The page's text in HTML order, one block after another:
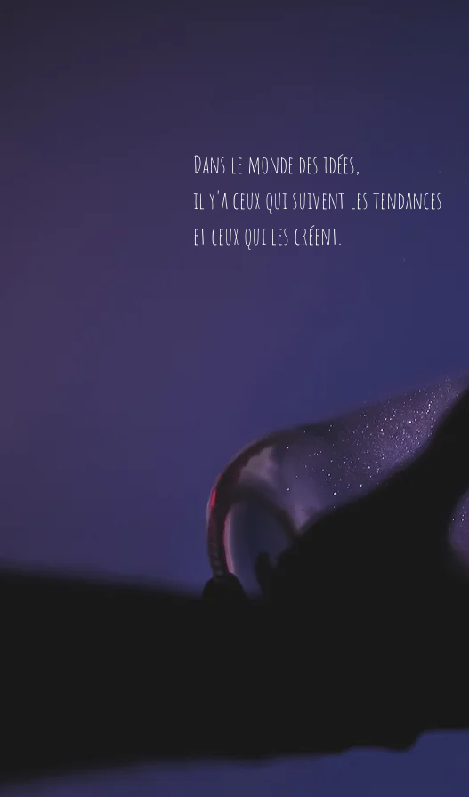
Dans le monde des idées,
il y'a ceux qui suivent les tendances
et ceux qui les créent.